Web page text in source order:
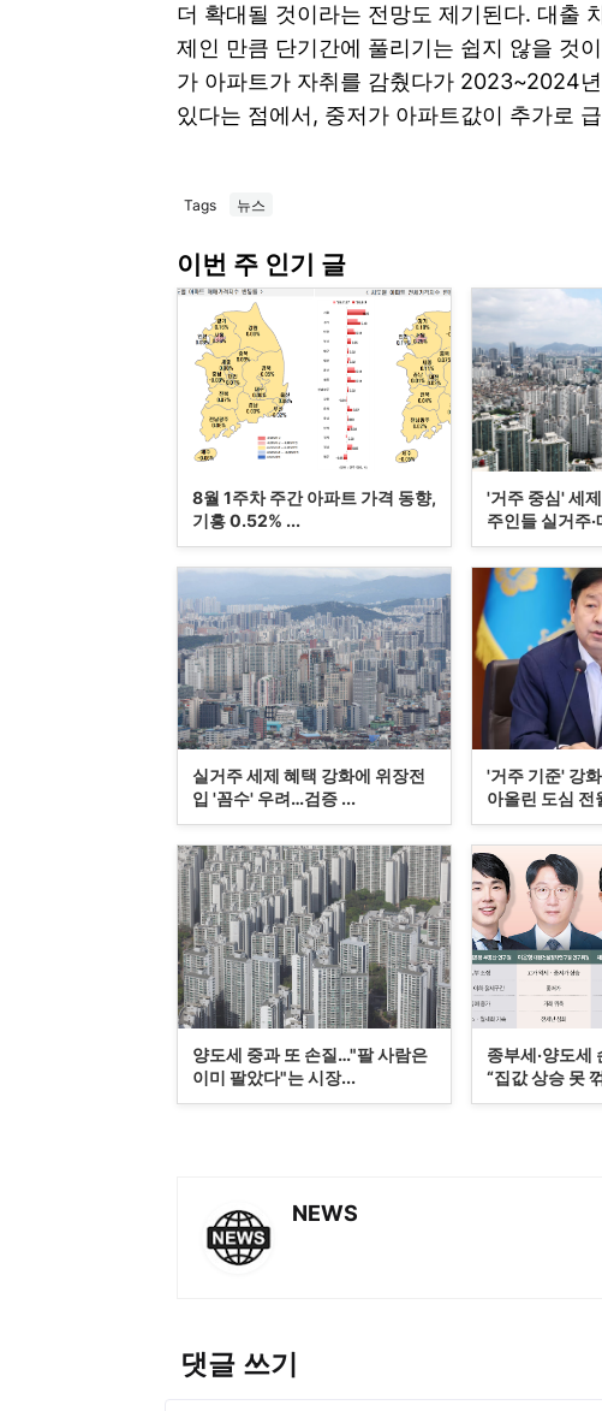
더 확대될 것이라는 전망도 제기된다. 대출
제인 만큼 단기간에 풀리기는 쉽지 않을 것
가 아파트가 자취를 감췄다가 2023~2024
있다는 점에서, 중저가 아파트값이 추가로
Tags 뉴스
이번 주 인기 글
8월 1주차 주간 아파트 가격 동향,
기흥 0.52% ...
'거주 중심' 세
주인들 실거주
실거주 세제 혜택 강화에 위장전
입 '꼼수' 우려…검증 ...
'거주 기준' 강
아올린 도심 전
양도세 중과 또 손질…"팔 사람은
이미 팔았다"는 시장...
종부세·양도
“집값 상승 못
NEWS
댓글 쓰기